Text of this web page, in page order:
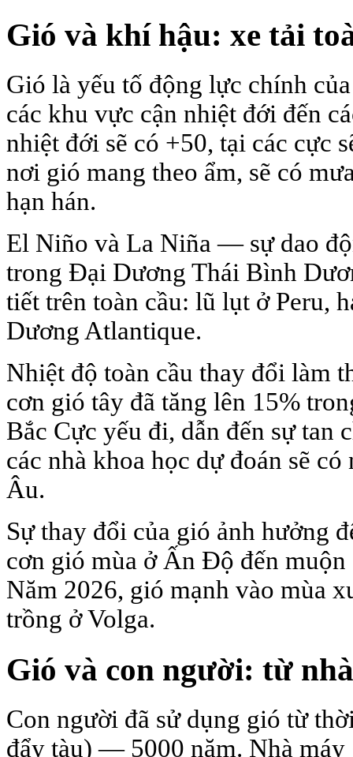
Gió và khí hậu: xe tải
Gió là yếu tố động lực chính
các khu vực cận nhiệt đới đến
nhiệt đới sẽ có +50, tại các cực
nơi gió mang theo ẩm, sẽ có
hạn hán.
El Niño và La Niña — sự dao
trong Đại Dương Thái Bình
tiết trên toàn cầu: lũ lụt ở Peru,
Dương Atlantique.
Nhiệt độ toàn cầu thay đổi làm
cơn gió tây đã tăng lên 15%
Bắc Cực yếu đi, dẫn đến sự tan
các nhà khoa học dự đoán sẽ
Âu.
Sự thay đổi của gió ảnh hưởng
cơn gió mùa ở Ấn Độ đến
Năm 2026, gió mạnh vào mùa
trồng ở Volga.
Gió và con người: từ
Con người đã sử dụng gió từ
đẩy tàu) — 5000 năm. Nhà